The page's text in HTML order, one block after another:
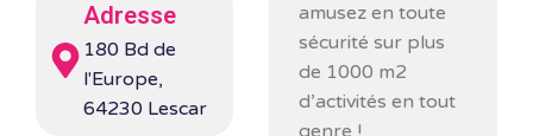
Adresse
180 Bd de
l'Europe,
64230 Lescar
amusez en toute
sécurité sur plus
de 1000 m2
d’activités en tout
genre !